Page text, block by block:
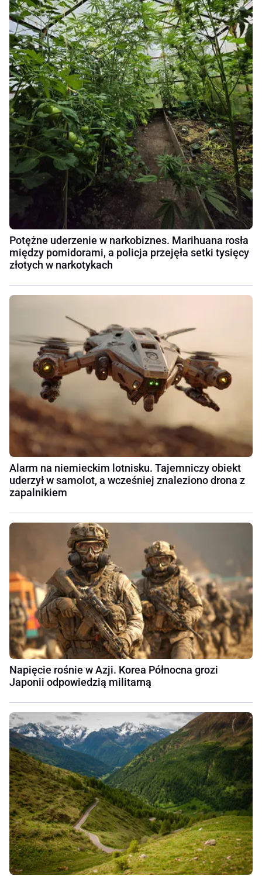
Potężne uderzenie w narkobiznes. Marihuana rosła
między pomidorami, a policja przejęła setki tysięcy
złotych w narkotykach
Alarm na niemieckim lotnisku. Tajemniczy obiekt
uderzył w samolot, a wcześniej znaleziono drona z
zapalnikiem
Napięcie rośnie w Azji. Korea Północna grozi
Japonii odpowiedzią militarną